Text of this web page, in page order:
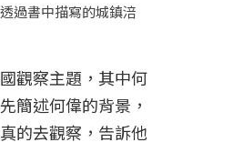
過書中描寫的城鎮涪
觀察主題，其中何
簡述何偉的背景，
的去觀察，告訴他